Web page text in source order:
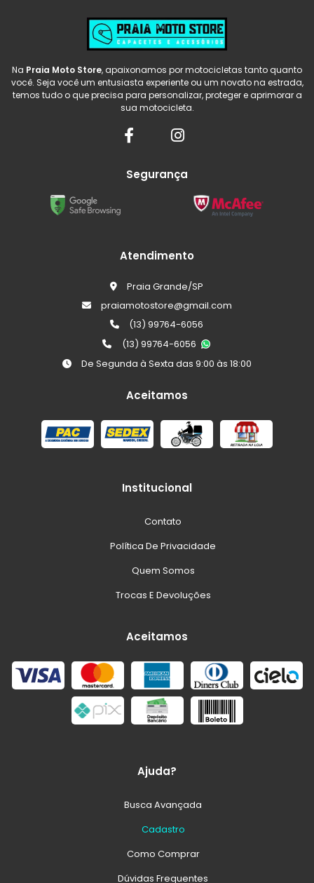
Na Praia Moto Store, apaixonamos por motocicletas tanto quanto
você. Seja você um entusiasta experiente ou um novato na estrada,
temos tudo o que precisa para personalizar, proteger e aprimorar a
sua motocicleta.
Segurança
Atendimento
Praia Grande/SP
praiamotostore@gmail.com
(13) 99764-6056
(13) 99764-6056
De Segunda à Sexta das 9:00 às 18:00
Aceitamos
Institucional
Contato
Política De Privacidade
Quem Somos
Trocas E Devoluções
Aceitamos
Ajuda?
Busca Avançada
Cadastro
Como Comprar
Dúvidas Frequentes